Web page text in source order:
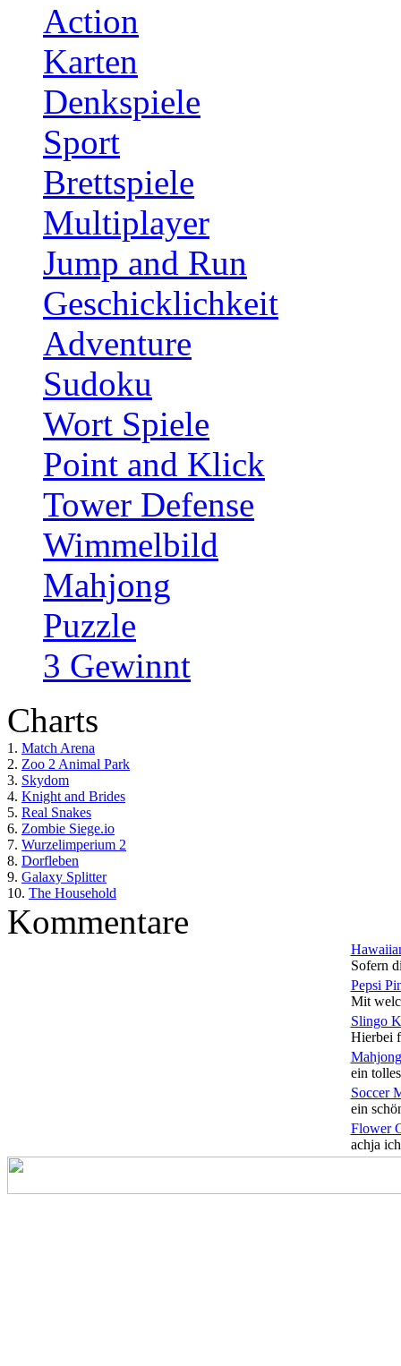
Action
Karten
Denkspiele
Sport
Brettspiele
Multiplayer
Jump and Run
Geschicklichkeit
Adventure
Sudoku
Wort Spiele
Point and Klick
Tower Defense
Wimmelbild
Mahjong
Puzzle
3 Gewinnt
Charts
1. Match Arena
2. Zoo 2 Animal Park
3. Skydom
4. Knight and Brides
5. Real Snakes
6. Zombie Siege.io
7. Wurzelimperium 2
8. Dorfleben
9. Galaxy Splitter
10. The Household
Kommentare
Sofern
Pepsi
Mit
Slingo
Hierbei
ein
Soccer
ein
Flower
achja